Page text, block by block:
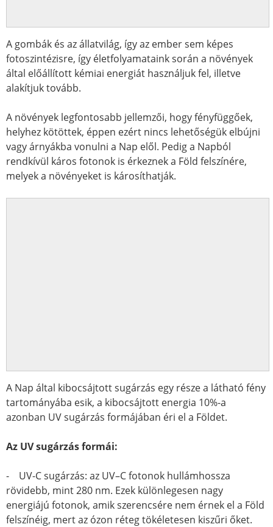
A gombák és az állatvilág, így az ember sem képes
fotoszintézisre, így életfolyamataink során a növények
által előállított kémiai energiát használjuk fel, illetve
alakítjuk tovább.
A növények legfontosabb jellemzői, hogy fényfüggőek,
helyhez kötöttek, éppen ezért nincs lehetőségük elbújni
vagy árnyákba vonulni a Nap elől. Pedig a Napból
rendkívül káros fotonok is érkeznek a Föld felszínére,
melyek a növényeket is károsíthatják.
A Nap által kibocsájtott sugárzás egy része a látható fény
tartományába esik, a kibocsájtott energia 10%-a
azonban UV sugárzás formájában éri el a Földet.
Az UV sugárzás formái:
- UV-C sugárzás: az UV–C fotonok hullámhossza
rövidebb, mint 280 nm. Ezek különlegesen nagy
energiájú fotonok, amik szerencsére nem érnek el a Föld
felszínéig, mert az ózon réteg tökéletesen kiszűri őket.